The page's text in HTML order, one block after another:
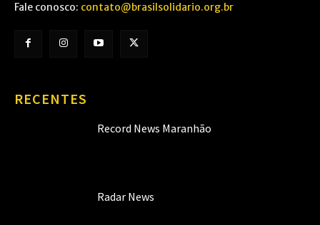
Fale conosco: contato@brasilsolidario.org.br
RECENTES
Record News Maranhão
Radar News